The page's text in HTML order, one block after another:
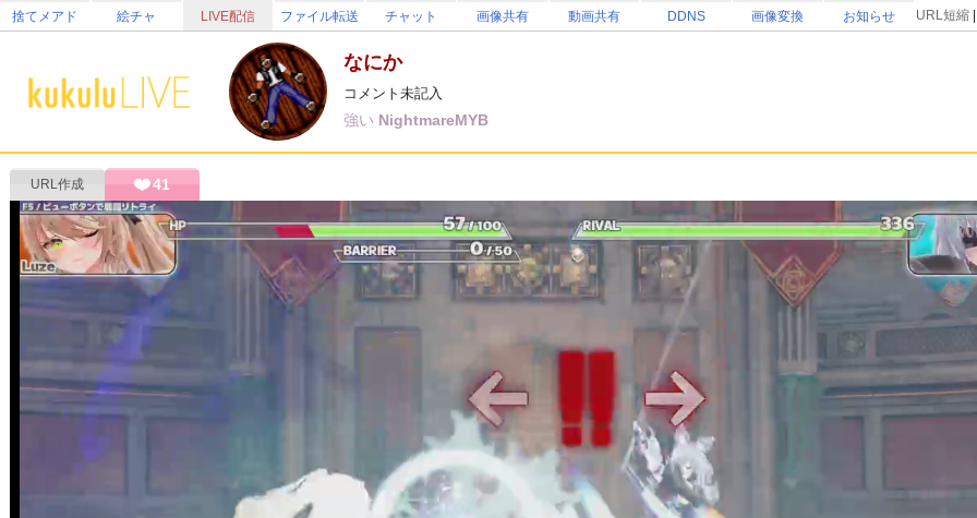
捨てメアド 絵チャ LIVE配信 ファイル転送 チャット 画像共有 動画共有 DDNS 画像変換 お知らせ URL短縮
なにか
コメント未記入
強い NightmareMYB
URL作成 41